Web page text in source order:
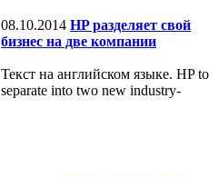
08.10.2014 HP разделяет свой
бизнес на две компании
Текст на английском языке. HP to
separate into two new industry-